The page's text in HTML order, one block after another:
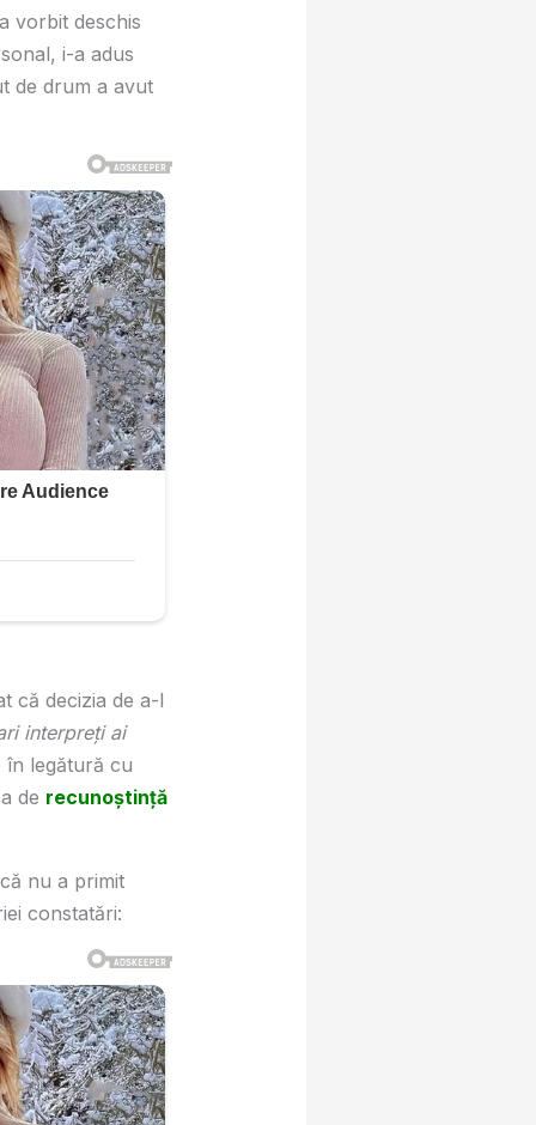
vorbit deschis
i-a adus
de drum a avut
că decizia de a-l
interpreți ai
legătură cu
de recunoștință
nu a primit
constatări: